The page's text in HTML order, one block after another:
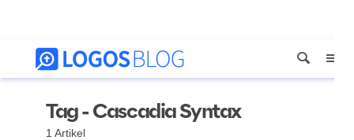
Tag - Cascadia Syntax
1 Artikel